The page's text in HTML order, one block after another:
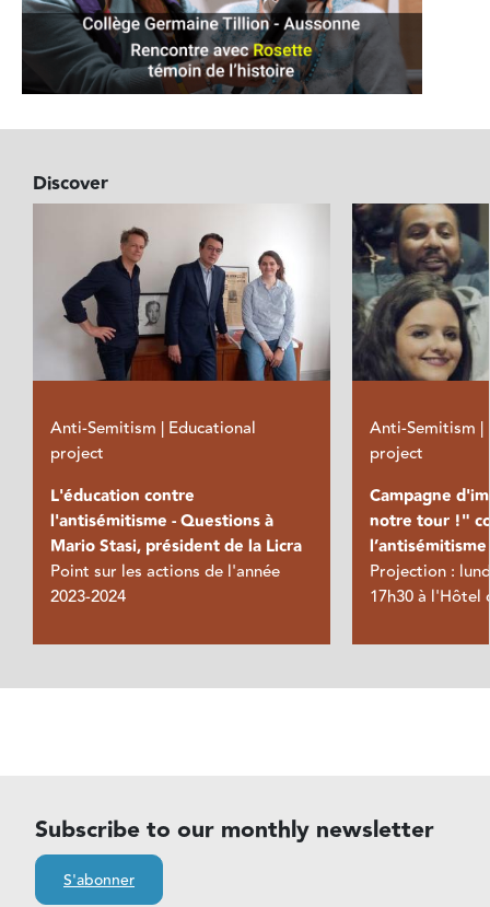
Discover
Anti-Semitism | Educational
project
L'éducation contre
l'antisémitisme - Questions à
Mario Stasi, président de la Licra
Point sur les actions de l'année
2023-2024
Anti-Semitism |
project
Campagne
notre tour !"
l’antisémitisme
Projection :
17h30 à l'Hôtel
Subscribe to our monthly newsletter
S'abonner